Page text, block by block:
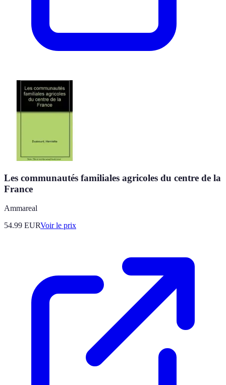
Les communautés familiales agricoles du centre de la
France
Ammareal
54.99 EURVoir le prix